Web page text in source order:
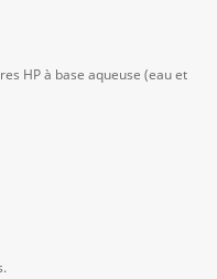
HP à base aqueuse (eau et